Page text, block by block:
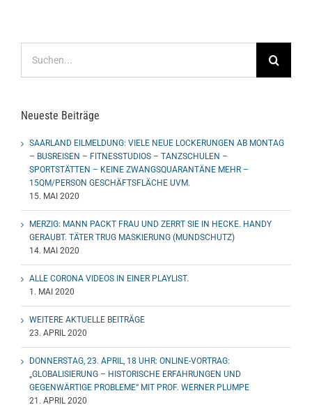
nach:
Neueste Beiträge
SAARLAND EILMELDUNG: VIELE NEUE LOCKERUNGEN AB MONTAG
– BUSREISEN – FITNESSTUDIOS – TANZSCHULEN –
SPORTSTÄTTEN – KEINE ZWANGSQUARANTÄNE MEHR –
15QM/PERSON GESCHÄFTSFLÄCHE UVM.
15. MAI 2020
MERZIG: MANN PACKT FRAU UND ZERRT SIE IN HECKE. HANDY
GERAUBT. TÄTER TRUG MASKIERUNG (MUNDSCHUTZ)
14. MAI 2020
ALLE CORONA VIDEOS IN EINER PLAYLIST.
1. MAI 2020
WEITERE AKTUELLE BEITRÄGE
23. APRIL 2020
DONNERSTAG, 23. APRIL, 18 UHR: ONLINE-VORTRAG:
„GLOBALISIERUNG – HISTORISCHE ERFAHRUNGEN UND
GEGENWÄRTIGE PROBLEME“ MIT PROF. WERNER PLUMPE
21. APRIL 2020